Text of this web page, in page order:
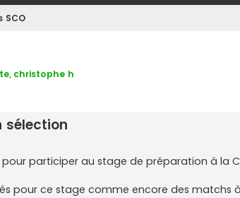
SCO
, christophe h
sélection
participer au stage de préparation à la
pour ce stage comme encore des matchs